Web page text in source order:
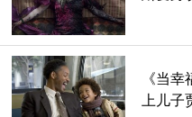
《当
上儿